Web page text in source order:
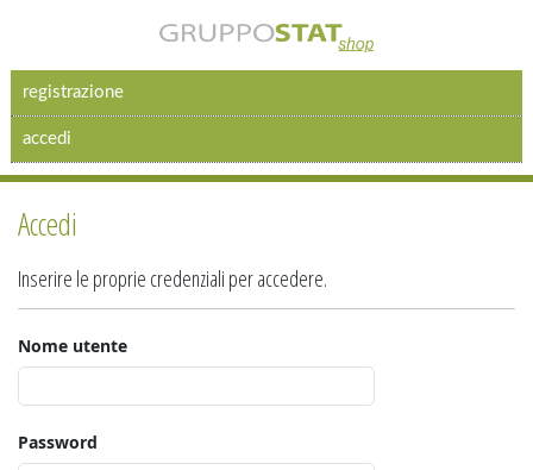
registrazione
accedi
Accedi
Inserire le proprie credenziali per accedere.
Nome utente
Password